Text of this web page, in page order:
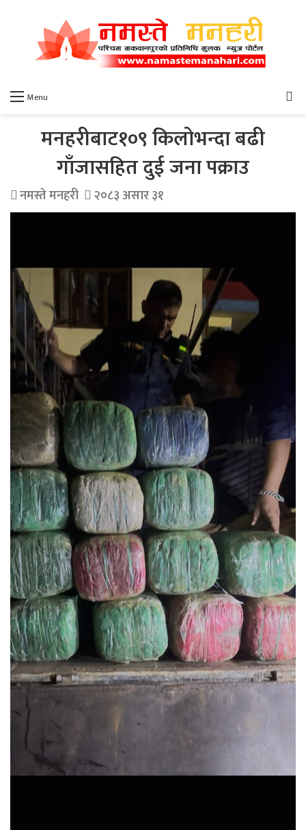
Menu
मनहरीबाट१०९ किलोभन्दा बढी
गाँजासहित दुई जना पक्राउ
नमस्ते मनहरी २०८३ असार ३१